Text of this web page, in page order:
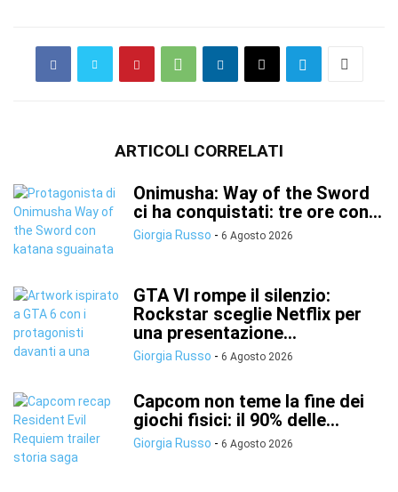
ARTICOLI CORRELATI
Onimusha: Way of the Sword
ci ha conquistati: tre ore con...
Giorgia Russo - 6 Agosto 2026
GTA VI rompe il silenzio:
Rockstar sceglie Netflix per
una presentazione...
Giorgia Russo - 6 Agosto 2026
Capcom non teme la fine dei
giochi fisici: il 90% delle...
Giorgia Russo - 6 Agosto 2026